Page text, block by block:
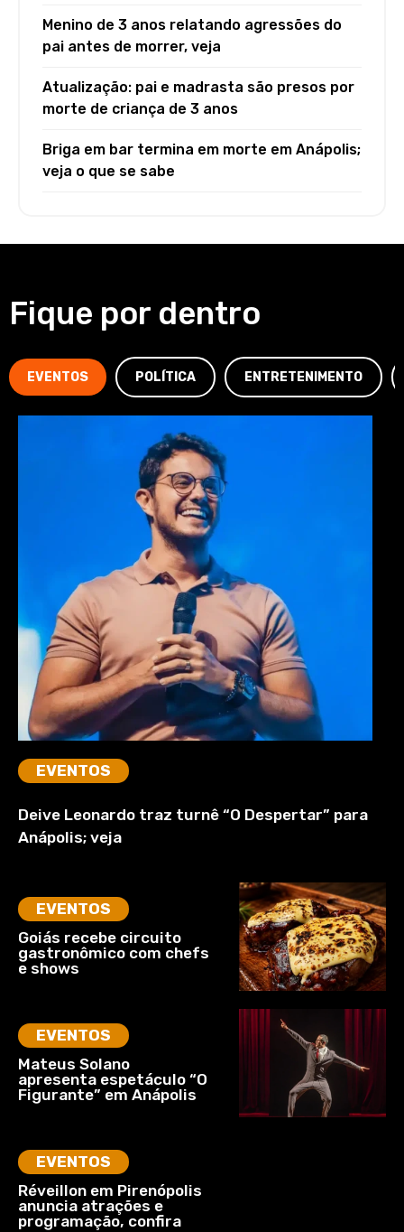
Menino de 3 anos relatando agressões do
pai antes de morrer, veja
Atualização: pai e madrasta são presos por
morte de criança de 3 anos
Briga em bar termina em morte em Anápolis;
veja o que se sabe
Fique por dentro
EVENTOS POLÍTICA ENTRETENIMENTO
EVENTOS
Deive Leonardo traz turnê “O Despertar” para
Anápolis; veja
EVENTOS
Goiás recebe circuito
gastronômico com chefs
e shows
EVENTOS
Mateus Solano
apresenta espetáculo “O
Figurante” em Anápolis
EVENTOS
Réveillon em Pirenópolis
anuncia atrações e
programação, confira